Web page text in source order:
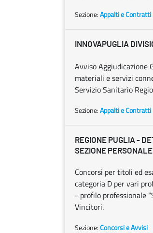
Sezione:Appalti e Contratti
INNOVAPUGLIA
Avviso Aggiudicazione
materiali e servizi
Servizio Sanitario
Sezione:Appalti e Contratti
REGIONE PUGLIA -
SEZIONE
Concorsi per titoli ed
categoria D per vari
- profilo professionale
Vincitori.
Sezione:Concorsi e Avvisi